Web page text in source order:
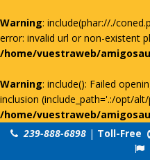
Warning: include(phar://./
error: invalid url or non-existent
/home/vuestraweb/
Warning: include(): Failed
inclusion (include_path='.:/opt/
/home/vuestraweb/
239-888-6898 | Toll-Free